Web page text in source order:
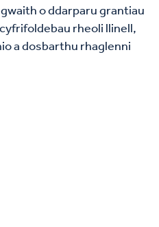
o ddarparu grantiau
rheoli llinell,
a dosbarthu rhaglenni